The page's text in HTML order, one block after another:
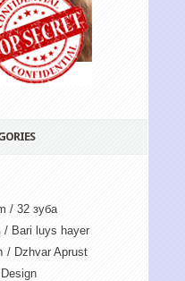
/ 32 зуба
Bari luys hayer
Aprust